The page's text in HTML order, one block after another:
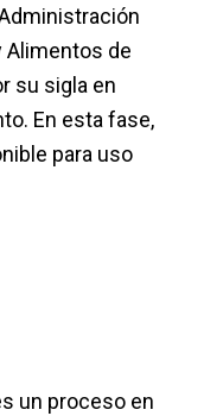
Alimentos de
su sigla en
En esta fase,
para uso
un proceso en